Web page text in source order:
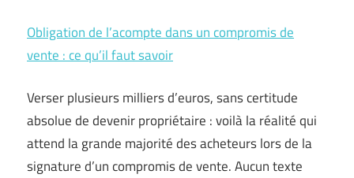
Obligation de l’acompte dans un compromis de
vente : ce qu’il faut savoir
Verser plusieurs milliers d’euros, sans certitude
absolue de devenir propriétaire : voilà la réalité qui
attend la grande majorité des acheteurs lors de la
signature d’un compromis de vente. Aucun texte